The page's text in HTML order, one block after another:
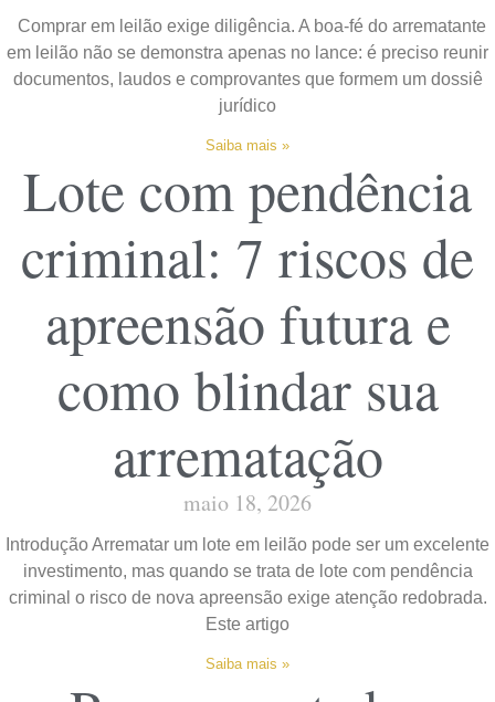
Comprar em leilão exige diligência. A boa-fé do arrematante
em leilão não se demonstra apenas no lance: é preciso reunir
documentos, laudos e comprovantes que formem um dossiê
jurídico
Saiba mais »
Lote com pendência
criminal: 7 riscos de
apreensão futura e
como blindar sua
arrematação
maio 18, 2026
Introdução Arrematar um lote em leilão pode ser um excelente
investimento, mas quando se trata de lote com pendência
criminal o risco de nova apreensão exige atenção redobrada.
Este artigo
Saiba mais »